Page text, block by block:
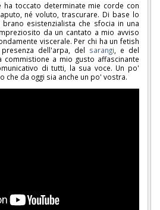
ha toccato determinate mie corde con
né voluto, trascurare. Di base lo
esistenzialista che sfocia in una
da un cantato a mio avviso
viscerale. Per chi ha un fetish
dell'arpa, del sarangi , e del
commistione a mio gusto affascinante
di tutti, la sua voce. Un po'
che da oggi sia anche un po' vostra.